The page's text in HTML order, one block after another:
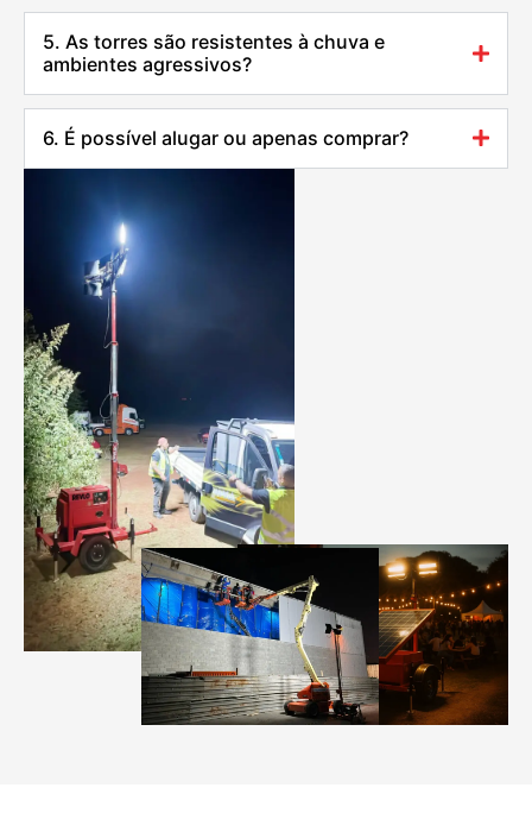
5. As torres são resistentes à chuva e
ambientes agressivos?
6. É possível alugar ou apenas comprar?